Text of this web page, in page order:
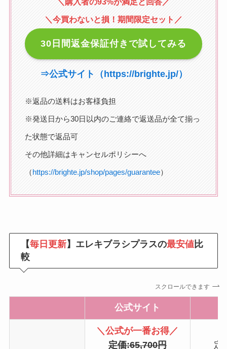
＼購入者の93%が満足と回答／
＼今買わないと損！期間限定セット／
30日間返金保証付きで試してみる
⇒公式サイト（https://brighte.jp/）
※返品の送料はお客様負担
※発送日から30日以内のご連絡で返送品が全て揃っ
た状態で返品可
その他詳細はキャンセルポリシーへ
（ https://brighte.jp/shop/pages/guarantee）
【毎日更新】エレキブラシプラスの最安値比
較
スクロールできます
公式サイト
＼公式が一番お得／
定価:65,700円
定